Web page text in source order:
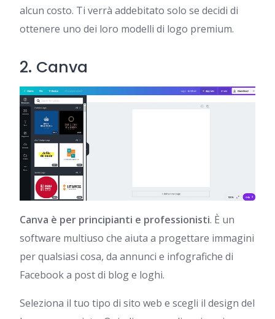
alcun costo. Ti verrà addebitato solo se decidi di
ottenere uno dei loro modelli di logo premium.
2. Canva
Canva è per principianti e professionisti. È un
software multiuso che aiuta a progettare immagini
per qualsiasi cosa, da annunci e infografiche di
Facebook a post di blog e loghi.
Seleziona il tuo tipo di sito web e scegli il design del